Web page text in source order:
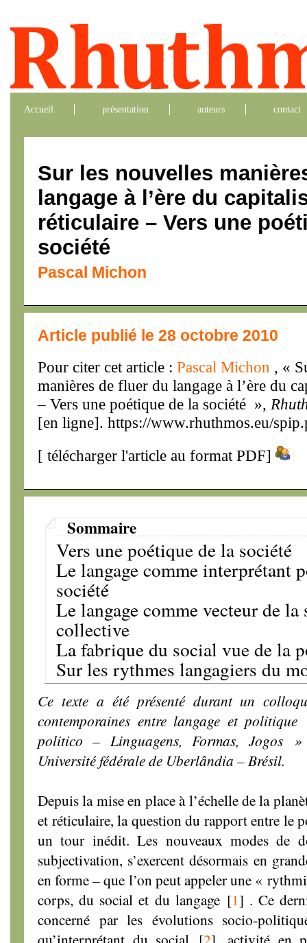
Accueil présentation auteurs contact
Sur les nouvelles
langage à l’ère du
réticulaire – Vers une
société
Pascal Michon
Article publié le 28 octobre 2010
Pour citer cet article : Pascal Michon , «
manières de fluer du langage à l’ère du
– Vers une poétique de la société »,
[en ligne]. https://www.rhuthmos.eu/
[ télécharger l'article au format PDF]
Sommaire
Vers une poétique de la société
Le langage comme interprétant
société
Le langage comme vecteur de
collective
La fabrique du social vue de la
Sur les rythmes langagiers du
Ce texte a été présenté durant un
contemporaines entre langage et
politico – Linguagens, Formas, Jogos
Université fédérale de Uberlândia – Brésil.
Depuis la mise en place à l’échelle de la
et réticulaire, la question du rapport entre le
un tour inédit. Les nouveaux modes de
subjectivation, s’exercent désormais en
en forme – que l’on peut appeler une «
corps, du social et du langage[1] . Ce
concerné par les évolutions socio-